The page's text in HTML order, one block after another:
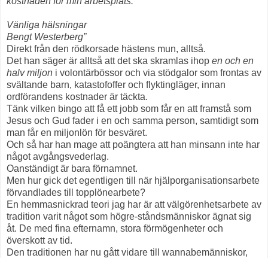
Vänliga hälsningar
Bengt Westerberg”
Direkt från den rödkorsade hästens mun, alltså.
Det han säger är alltså att det ska skramlas ihop en och en
halv miljon i volontärbössor och via stödgalor som frontas av
svältande barn, katastofoffer och flyktingläger, innan
ordförandens kostnader är täckta.
Tänk vilken bingo att få ett jobb som får en att framstå som
Jesus och Gud fader i en och samma person, samtidigt som
man får en miljonlön för besväret.
Och så har han mage att poängtera att han minsann inte har
något avgångsvederlag.
Oanständigt är bara förnamnet.
Men hur gick det egentligen till när hjälporganisationsarbete
förvandlades till topplönearbete?
En hemmasnickrad teori jag har är att välgörenhetsarbete av
tradition varit något som högre-ståndsmänniskor ägnat sig
åt. De med fina efternamn, stora förmögenheter och
överskott av tid.
Den traditionen har nu gått vidare till wannabemänniskor,